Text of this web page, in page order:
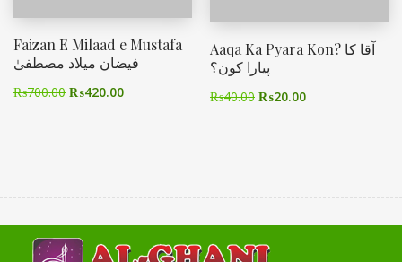
Faizan E Milaad e Mustafa
فیضان میلاد مصطفیٰ
₨700.00 ₨420.00
Aaqa Ka Pyara Kon? آقا کا
پیارا کون؟
₨40.00 ₨20.00